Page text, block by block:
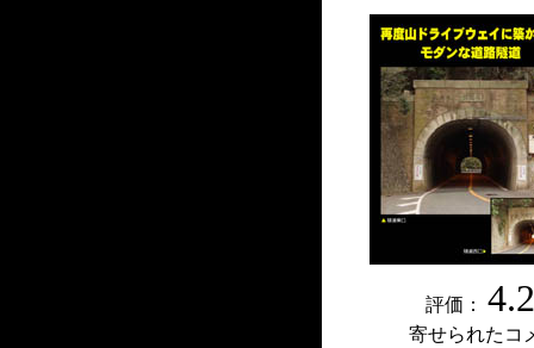
評価：
寄せられたコ